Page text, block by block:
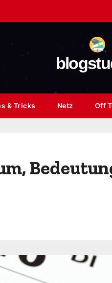
& Tricks Netz Off